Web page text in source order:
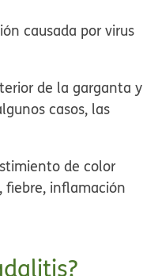
causada por virus
de la garganta y
casos, las
de color
fiebre, inflamación